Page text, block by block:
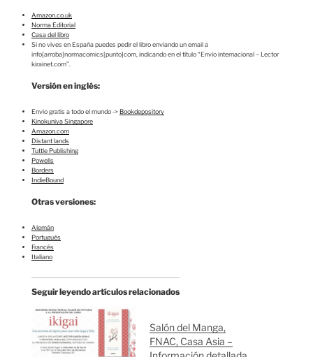
Amazon.co.uk
Norma Editorial
Casa del libro
Si no vives en España puedes pedir el libro enviando un email a
info[arroba]normacomics[punto]com, indicando en el título “Envío internacional – Lector
kirainet.com”.
Versión en inglés:
Envio gratis a todo el mundo ->Bookdepository
Kinokuniya Singapore
Amazon.com
Distant lands
Tuttle Publishing
Powells
Borders
IndieBound
Otras versiones:
Alemán
Portugués
Francés
Italiano
Seguir leyendo artículos relacionados
Salón del Manga,
FNAC, Casa Asia –